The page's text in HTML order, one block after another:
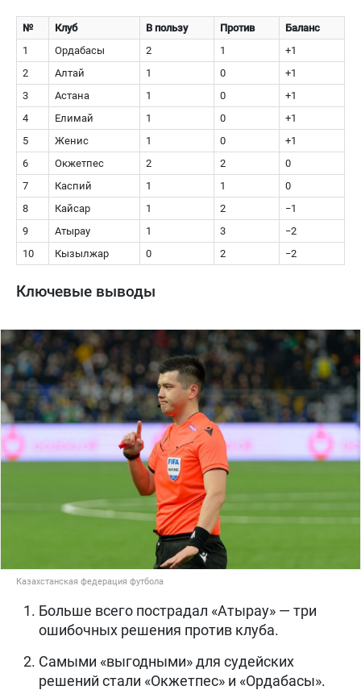
№ Клуб В пользу Против
Баланс
1
Ордабасы 2 1
+1
2
Алтай 1 0
+1
3
Астана 1 0
+1
4
Елимай 1 0
+1
5
Женис 1 0
+1
6
Окжетпес 2 2
0
7
Каспий 1 1
0
8
Кайсар 1 2
−1
9
Атырау 1 3
−2
10
Кызылжар 0 2 −2
Ключевые выводы
Казахстанская федерация футбола
Больше всего пострадал «Атырау» — три
ошибочных решения против клуба.
Самыми «выгодными» для судейских
решений стали «Окжетпес» и «Ордабасы».